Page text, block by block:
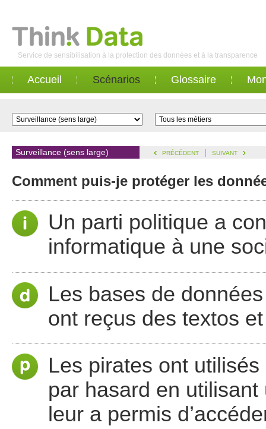
Service de sensibilisation à la protection des données et à la transparence
Accueil Scénarios Glossaire
Surveillance (sens large) PRÉCÉDENT | SUIVANT
Comment puis-je protéger les
Un parti politique a
informatique à une
Les bases de
ont reçus des textos
Les pirates ont
par hasard en
leur a permis